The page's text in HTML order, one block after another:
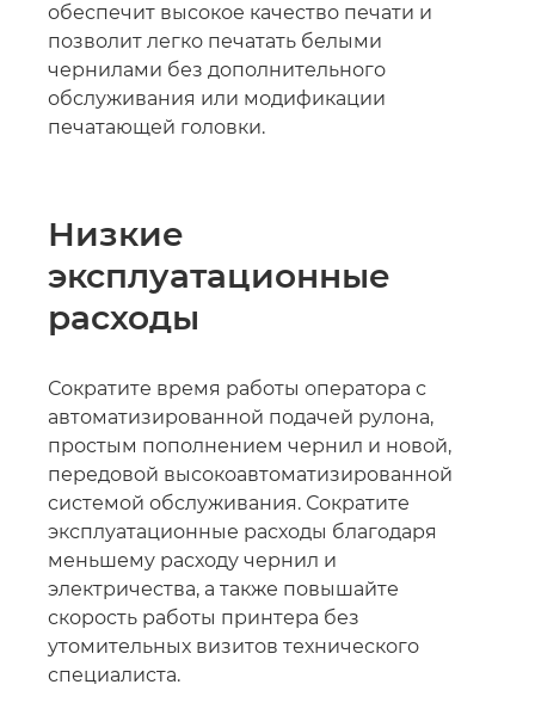
обеспечит высокое качество печати и
позволит легко печатать белыми
чернилами без дополнительного
обслуживания или модификации
печатающей головки.
Низкие
эксплуатационные
расходы
Сократите время работы оператора с
автоматизированной подачей рулона,
простым пополнением чернил и новой,
передовой высокоавтоматизированной
системой обслуживания. Сократите
эксплуатационные расходы благодаря
меньшему расходу чернил и
электричества, а также повышайте
скорость работы принтера без
утомительных визитов технического
специалиста.